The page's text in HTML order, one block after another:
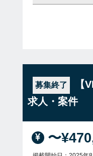
募集終了
【
求人・案件
〜